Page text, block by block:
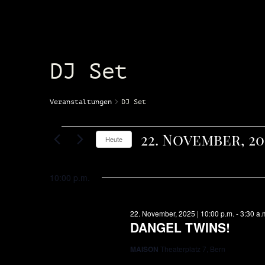
DJ Set
Veranstaltungen DJ Set
Heute 22. November,
Datum
10:00 p.m.
DANGEL TWINS!
22. November, 2025 | 10:00 p.m. -3:30
MAISON Theaterplatz 7, Bern